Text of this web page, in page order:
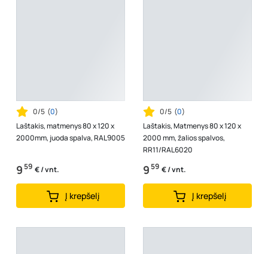
0/5 (0)
Laštakis, matmenys 80 x 120 x
2000mm, juoda spalva, RAL9005
959 € / vnt.
Į krepšelį
0/5 (0)
Laštakis, Matmenys 80 x 120 x
2000 mm, žalios spalvos,
RR11/RAL6020
959 € / vnt.
Į krepšelį